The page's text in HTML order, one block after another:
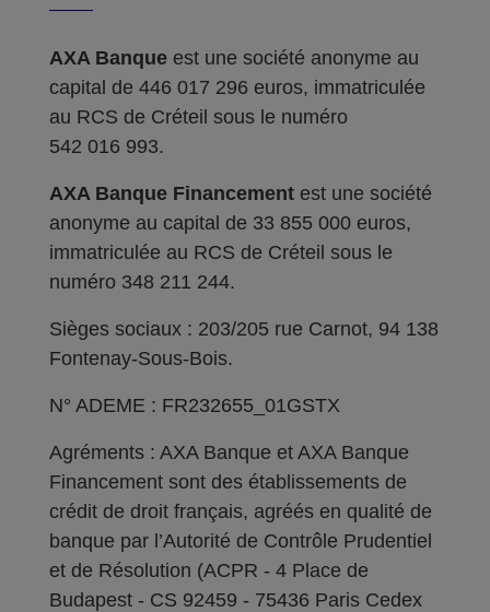
AXA Banque est une société anonyme au
capital de 446 017 296 euros, immatriculée
au RCS de Créteil sous le numéro
542 016 993.
AXA Banque Financement est une société
anonyme au capital de 33 855 000 euros,
immatriculée au RCS de Créteil sous le
numéro 348 211 244.
Sièges sociaux : 203/205 rue Carnot, 94 138
Fontenay-Sous-Bois.
N° ADEME : FR232655_01GSTX
Agréments : AXA Banque et AXA Banque
Financement sont des établissements de
crédit de droit français, agréés en qualité de
banque par l’Autorité de Contrôle Prudentiel
et de Résolution (ACPR - 4 Place de
Budapest - CS 92459 - 75436 Paris Cedex